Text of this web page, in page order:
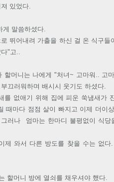
있었다.
게 말씀하셨다.
뛰어내려 가출을 하신 걸 온 식구
"고..
할머니는 나에게 "처녀~ 고마워.. 고
끄러워하며 배시시 웃기도 하셨다.
를 없애기 위해 집에 피운 쑥냄새가
때마다 점점 살이 빠지고 이제 더이
러나 엄마는 한마디 불평없이 식당
제 와서 다른 방도를 찾을 수는 없다
할머니 방에 열쇠를 채우셔야 했다.